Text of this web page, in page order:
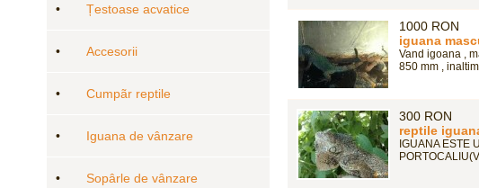
• Țestoase acvatice
• Accesorii
• Cumpãr reptile
• Iguana de vânzare
• Sopârle de vânzare
1000 RON
iguana
Vand igoana ,
850 mm ,
300 RON
reptile
IGUANA ESTE